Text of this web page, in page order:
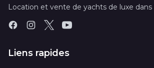
Location et vente de yachts de luxe
Liens rapides